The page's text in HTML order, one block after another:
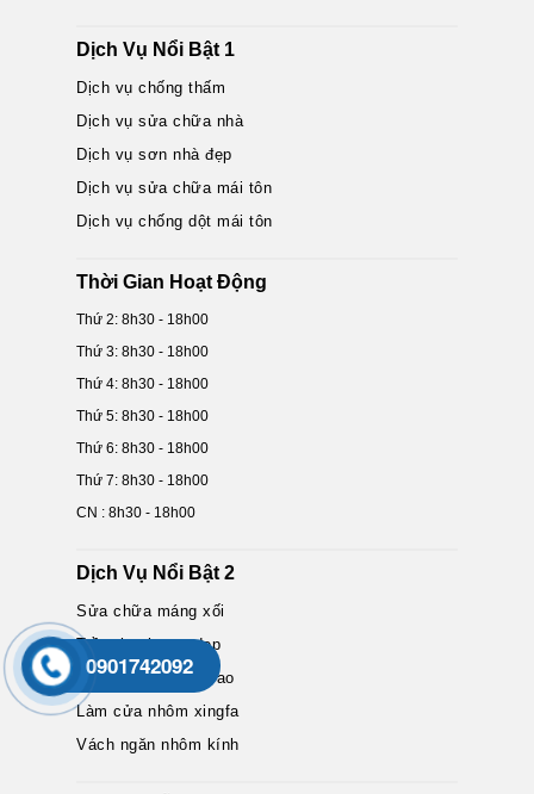
Dịch Vụ Nổi Bật 1
Dịch vụ chống thấm
Dịch vụ sửa chữa nhà
Dịch vụ sơn nhà đẹp
Dịch vụ sửa chữa mái tôn
Dịch vụ chống dột mái tôn
Thời Gian Hoạt Động
Thứ 2: 8h30 - 18h00
Thứ 3: 8h30 - 18h00
Thứ 4: 8h30 - 18h00
Thứ 5: 8h30 - 18h00
Thứ 6: 8h30 - 18h00
Thứ 7: 8h30 - 18h00
CN : 8h30 - 18h00
Dịch Vụ Nổi Bật 2
Sửa chữa máng xối
Trần thạch cao đẹp
Vách ngăn thạch cao
Làm cửa nhôm xingfa
Vách ngăn nhôm kính
0901742092